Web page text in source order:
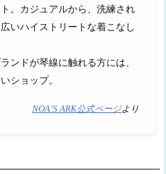
。カジュアルから、洗練され
いハイストリートな着こなし
ンドが琴線に触れる方には、
ショップ。
NOA’S ARK公式ページより